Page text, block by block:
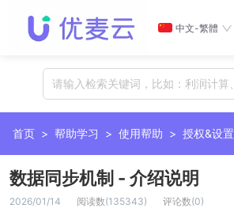
中文-繁體
首页 > 帮助学习 > 使用帮助 > 授权&设置
数据同步机制 - 介绍说明
2026/01/14 阅读数(135343) 评论数(0)